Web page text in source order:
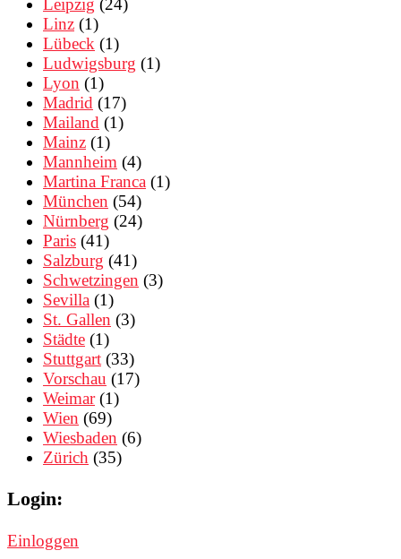
Leipzig (24)
Linz (1)
Lübeck (1)
Ludwigsburg (1)
Lyon (1)
Madrid (17)
Mailand (1)
Mainz (1)
Mannheim (4)
Martina Franca (1)
München (54)
Nürnberg (24)
Paris (41)
Salzburg (41)
Schwetzingen (3)
Sevilla (1)
St. Gallen (3)
Städte (1)
Stuttgart (33)
Vorschau (17)
Weimar(1)
Wien (69)
Wiesbaden (6)
Zürich (35)
Login:
Einloggen